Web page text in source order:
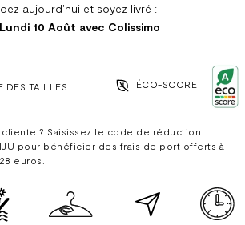
aujourd'hui et soyez livré :
10 Août avec Colissimo
DES TAILLES ÉCO-SCORE
? Saisissez le code de réduction
pour bénéficier des frais de port offerts à
euros.